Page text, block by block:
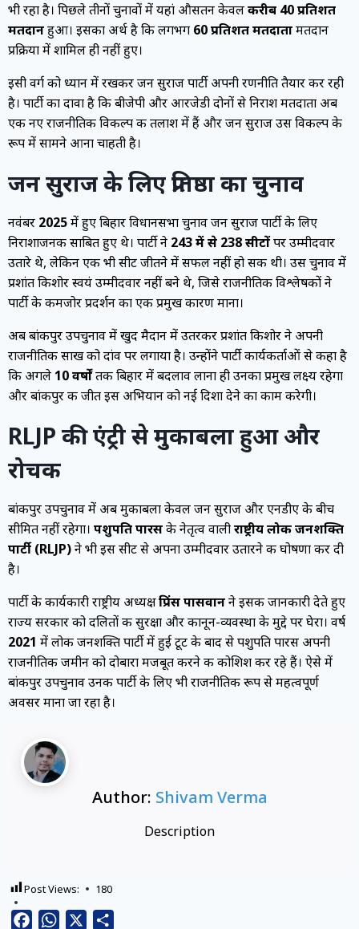
भी रहा है। पिछले तीनों चुनावों में यहां औसतन केवलकरीब 40 प्रतिशत
मतदानहुआ। इसका अर्थ है कि लगभग 60 प्रतिशत मतदातामतदान
प्रक्रिया में शामिल ही नहीं हुए।
इसी वर्ग को ध्यान में रखकर जन सुराज पार्टी अपनी रणनीति तैयार कर रही
है। पार्टी का दावा है कि बीजेपी और आरजेडी दोनों से निराश मतदाता अब
एक नए राजनीतिक विकल्प की तलाश में हैं और जन सुराज उस विकल्प के
रूप में सामने आना चाहती है।
जन सुराज के लिए प्रतिष्ठा का चुनाव
नवंबर 2025में हुए बिहार विधानसभा चुनाव जन सुराज पार्टी के लिए
निराशाजनक साबित हुए थे। पार्टी ने 243 में से 238 सीटोंपर उम्मीदवार
उतारे थे, लेकिन एक भी सीट जीतने में सफल नहीं हो सकी थी। उस चुनाव में
प्रशांत किशोर स्वयं उम्मीदवार नहीं बने थे, जिसे राजनीतिक विश्लेषकों ने
पार्टी के कमजोर प्रदर्शन का एक प्रमुख कारण माना।
अब बांकीपुर उपचुनाव में खुद मैदान में उतरकर प्रशांत किशोर ने अपनी
राजनीतिक साख को दांव पर लगाया है। उन्होंने पार्टी कार्यकर्ताओं से कहा है
कि अगले 10 वर्षोंतक बिहार में बदलाव लाना ही उनका प्रमुख लक्ष्य रहेगा
और बांकीपुर की जीत इस अभियान को नई दिशा देने का काम करेगी।
RLJP की एंट्री से मुकाबला हुआ और
रोचक
बांकीपुर उपचुनाव में अब मुकाबला केवल जन सुराज और एनडीए के बीच
सीमित नहीं रहेगा। पशुपति पारसके नेतृत्व वालीराष्ट्रीय लोक जनशक्ति
पार्टी (RLJP)ने भी इस सीट से अपना उम्मीदवार उतारने की घोषणा कर दी
है।
पार्टी के कार्यकारी राष्ट्रीय अध्यक्षप्रिंस पासवानने इसकी जानकारी देते हुए
राज्य सरकार को दलितों की सुरक्षा और कानून-व्यवस्था के मुद्दे पर घेरा। वर्ष
2021 में लोक जनशक्ति पार्टी में हुई टूट के बाद से पशुपति पारस अपनी
राजनीतिक जमीन को दोबारा मजबूत करने की कोशिश कर रहे हैं। ऐसे में
बांकीपुर उपचुनाव उनकी पार्टी के लिए भी राजनीतिक रूप से महत्वपूर्ण
अवसर माना जा रहा है।
Author: Shivam Verma
Description
Post Views: 180
FacebookWhatsApp